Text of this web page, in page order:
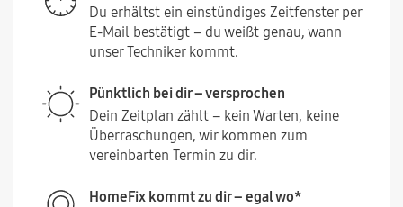
Du erhältst ein einstündiges Zeitfenster per
E-Mail bestätigt – du weißt genau, wann
unser Techniker kommt.
Pünktlich bei dir – versprochen
Dein Zeitplan zählt – kein Warten, keine
Überraschungen, wir kommen zum
vereinbarten Termin zu dir.
HomeFix kommt zu dir – egal wo*